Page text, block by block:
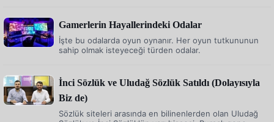
Gamerlerin Hayallerindeki Odalar
İşte bu odalarda oyun oynanır. Her oyun tutkununun
sahip olmak isteyeceği türden odalar.
İnci Sözlük ve Uludağ Sözlük Satıldı (Dolayısıyla
Biz de)
Sözlük siteleri arasında en bilinenlerden olan Uludağ